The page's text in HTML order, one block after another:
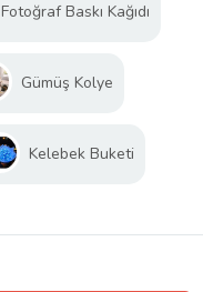
Fotoğraf Baskı Kağıdı
Gümüş Kolye
Kelebek Buketi